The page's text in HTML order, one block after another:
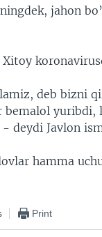
jahon
deb bizni
yuribdi,
deydi Javlon
hamma
Print